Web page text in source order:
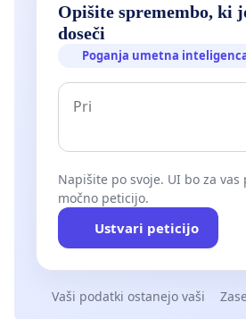
Opišite spremembo, ki
doseči
Poganja umetna
Napišite po svoje. UI bo za
močno peticijo.
Ustvari peticijo
Vaši podatki ostanejo vaši